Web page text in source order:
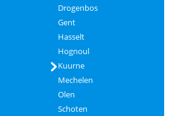
Drogenbos
Gent
Hasselt
Hognoul
Kuurne
Mechelen
Olen
Schoten